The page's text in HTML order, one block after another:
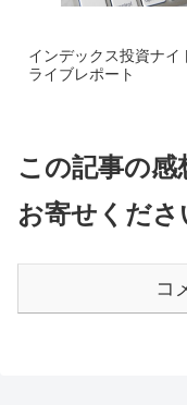
インデックス投資ナイ
ライブレポート
この記事の
お寄せくださ
コ